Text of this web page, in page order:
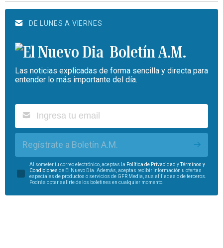
DE LUNES A VIERNES
Boletín A.M.
Las noticias explicadas de forma sencilla y directa para
entender lo más importante del día.
Regístrate a Boletín A.M.
Al someter tu correo electrónico, aceptas la Política de Privacidad yTérminos y
Condiciones de El Nuevo Día. Además, aceptas recibir información u ofertas
especiales de productos o servicios de GFR Media, sus afiliadas o de terceros.
Podrás optar salirte de los boletines en cualquier momento.